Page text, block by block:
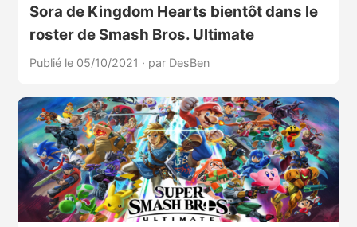
Sora de Kingdom Hearts bientôt dans le
roster de Smash Bros. Ultimate
Publié le 05/10/2021 · par DesBen